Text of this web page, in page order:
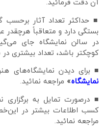
آن دقت فرمائید.
■ حداکثر تعداد آثار برحسب
بستگی دارد و متعاقباً هرچقدر
در سالن نمایشگاه جای
کوچکتر باشد، تعداد بیشتری
■ برای دیدن نمایشگاه‌های
نمایشگاه» مراجعه نمائید.
■ درصورت تمایل به برگزاری
کسب اطلاعات بیشتر در
مراجعه نمائيد.